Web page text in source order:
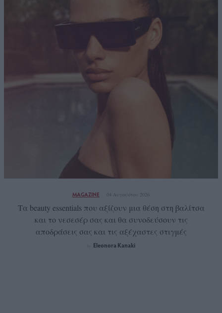
MAGAZINE 04 Αυγούστου 2026
Τα beauty essentials που αξίζουν μια θέση στη βαλίτσα
και το νεσεσέρ σας και θα συνοδεύσουν τις
αποδράσεις σας και τις αξέχαστες στιγμές
Eleonora Kanaki